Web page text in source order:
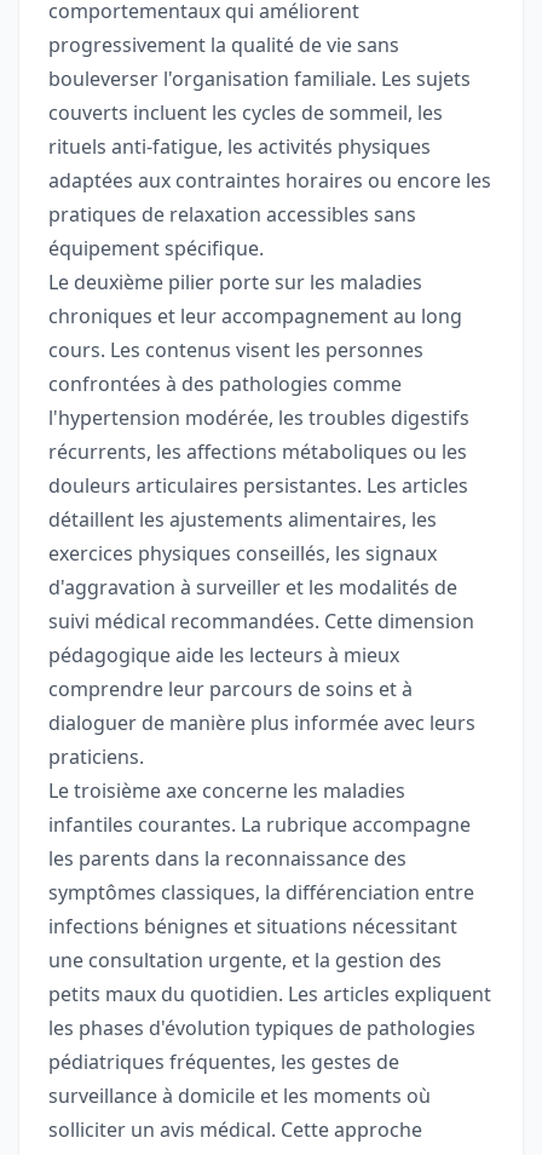
comportementaux qui améliorent
progressivement la qualité de vie sans
bouleverser l'organisation familiale. Les sujets
couverts incluent les cycles de sommeil, les
rituels anti-fatigue, les activités physiques
adaptées aux contraintes horaires ou encore les
pratiques de relaxation accessibles sans
équipement spécifique.
Le deuxième pilier porte sur les maladies
chroniques et leur accompagnement au long
cours. Les contenus visent les personnes
confrontées à des pathologies comme
l'hypertension modérée, les troubles digestifs
récurrents, les affections métaboliques ou les
douleurs articulaires persistantes. Les articles
détaillent les ajustements alimentaires, les
exercices physiques conseillés, les signaux
d'aggravation à surveiller et les modalités de
suivi médical recommandées. Cette dimension
pédagogique aide les lecteurs à mieux
comprendre leur parcours de soins et à
dialoguer de manière plus informée avec leurs
praticiens.
Le troisième axe concerne les maladies
infantiles courantes. La rubrique accompagne
les parents dans la reconnaissance des
symptômes classiques, la différenciation entre
infections bénignes et situations nécessitant
une consultation urgente, et la gestion des
petits maux du quotidien. Les articles expliquent
les phases d'évolution typiques de pathologies
pédiatriques fréquentes, les gestes de
surveillance à domicile et les moments où
solliciter un avis médical. Cette approche